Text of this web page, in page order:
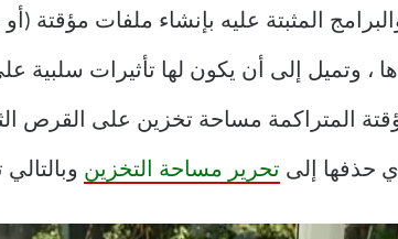
، وتميل إلى أن يكون لها تأثيرات سلبية
المتراكمة مساحة تخزين على القرص
حذفها إلى تحرير مساحة التخزين